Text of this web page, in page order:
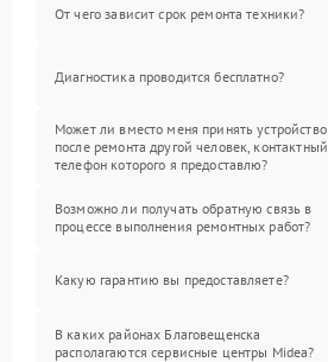
От чего зависит срок ремонта техники?
Диагностика проводится бесплатно?
Может ли вместо меня принять устройство
после ремонта другой человек, контактный
телефон которого я предоставлю?
Возможно ли получать обратную связь в
процессе выполнения ремонтных работ?
Какую гарантию вы предоставляете?
В каких районах Благовещенска
располагаются сервисные центры Midea?